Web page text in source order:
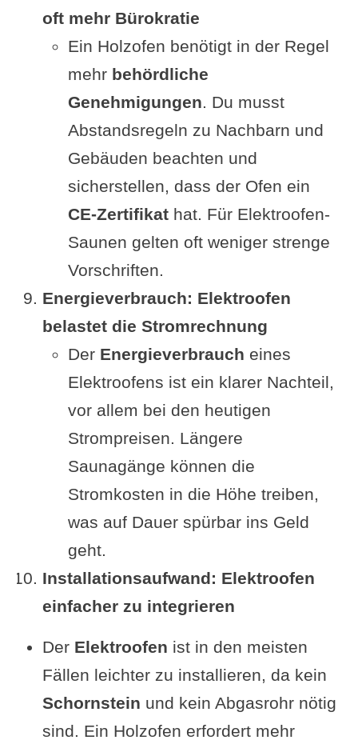
oft mehr Bürokratie
Ein Holzofen benötigt in der Regel
mehr behördliche
Genehmigungen. Du musst
Abstandsregeln zu Nachbarn und
Gebäuden beachten und
sicherstellen, dass der Ofen ein
CE-Zertifikathat. Für Elektroofen-
Saunen gelten oft weniger strenge
Vorschriften.
Energieverbrauch: Elektroofen
belastet die Stromrechnung
Der Energieverbrauch eines
Elektroofens ist ein klarer Nachteil,
vor allem bei den heutigen
Strompreisen. Längere
Saunagänge können die
Stromkosten in die Höhe treiben,
was auf Dauer spürbar ins Geld
geht.
Installationsaufwand: Elektroofen
einfacher zu integrieren
Der Elektroofen ist in den meisten
Fällen leichter zu installieren, da kein
Schornstein und kein Abgasrohr nötig
sind. Ein Holzofen erfordert mehr